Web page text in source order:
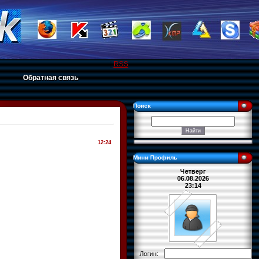
Обратная связь
|RSS
12:24
Поиск
Мини Профиль
Четверг
06.08.2026
23:14
Логин: